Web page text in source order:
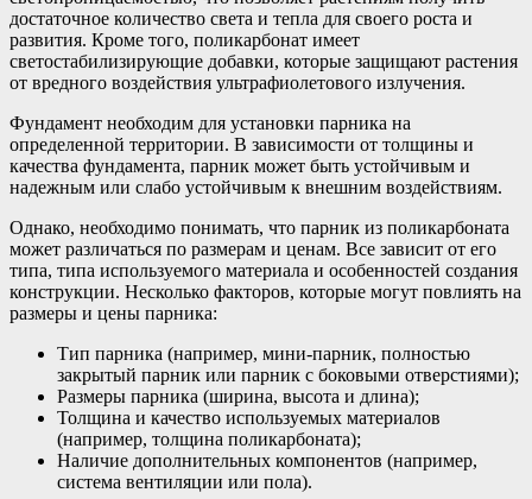
достаточное количество света и тепла для своего роста и
развития. Кроме того, поликарбонат имеет
светостабилизирующие добавки, которые защищают растения
от вредного воздействия ультрафиолетового излучения.
Фундамент необходим для установки парника на
определенной территории. В зависимости от толщины и
качества фундамента, парник может быть устойчивым и
надежным или слабо устойчивым к внешним воздействиям.
Однако, необходимо понимать, что парник из поликарбоната
может различаться по размерам и ценам. Все зависит от его
типа, типа используемого материала и особенностей создания
конструкции. Несколько факторов, которые могут повлиять на
размеры и цены парника:
Тип парника (например, мини-парник, полностью
закрытый парник или парник с боковыми отверстиями);
Размеры парника (ширина, высота и длина);
Толщина и качество используемых материалов
(например, толщина поликарбоната);
Наличие дополнительных компонентов (например,
система вентиляции или пола).